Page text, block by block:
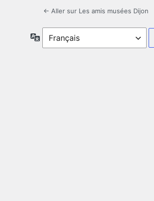
← Aller sur Les amis musées Dijon
Langue